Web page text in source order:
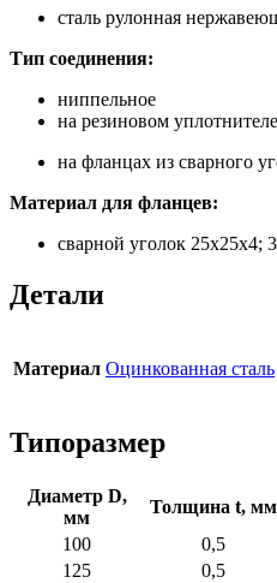
сталь рулонная
Тип соединения:
ниппельное
на резиновом уплотнителе
на фланцах из сварного
Материал для фланцев:
сварной уголок 25х25х4;
Детали
Материал Оцинкованная сталь
Типоразмер
Диаметр D,
мм
Толщина t, мм
100
0,5
125
0,5